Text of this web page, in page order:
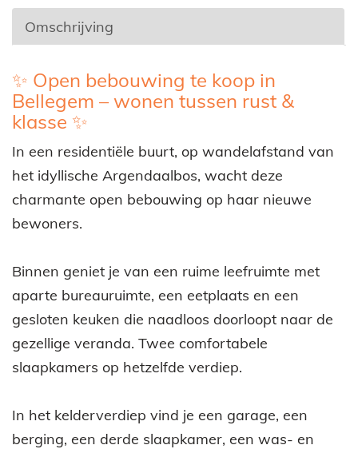
Omschrijving
Omschrijving
✨ Open bebouwing te koop in
Bellegem – wonen tussen rust &
klasse ✨
In een residentiële buurt, op wandelafstand van
het idyllische Argendaalbos, wacht deze
charmante open bebouwing op haar nieuwe
bewoners.
Binnen geniet je van een ruime leefruimte met
aparte bureauruimte, een eetplaats en een
gesloten keuken die naadloos doorloopt naar de
gezellige veranda. Twee comfortabele
slaapkamers op hetzelfde verdiep.
In het kelderverdiep vind je een garage, een
berging, een derde slaapkamer, een was- en